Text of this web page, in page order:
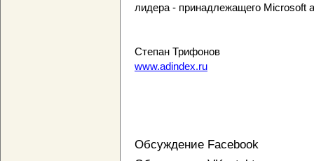
лидера - принадлежащего Microsoft
Степан Трифонов
www.adindex.ru
Обсуждение Facebook